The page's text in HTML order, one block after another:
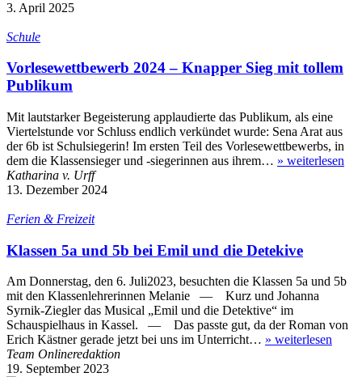
3. April 2025
Schule
Vorlesewettbewerb 2024 – Knapper Sieg mit tollem
Publikum
Mit lautstarker Begeisterung applaudierte das Publikum, als eine
Viertelstunde vor Schluss endlich verkündet wurde: Sena Arat aus
der 6b ist Schulsiegerin! Im ersten Teil des Vorlesewettbewerbs, in
dem die Klassensieger und -siegerinnen aus ihrem… » weiterlesen
Katharina v. Urff
13. Dezember 2024
Ferien & Freizeit
Klassen 5a und 5b bei Emil und die Detekive
Am Donnerstag, den 6. Juli2023, besuchten die Klassen 5a und 5b
mit den Klassenlehrerinnen Melanie — Kurz und Johanna
Syrnik-Ziegler das Musical „Emil und die Detektive“ im
Schauspielhaus in Kassel. — Das passte gut, da der Roman von
Erich Kästner gerade jetzt bei uns im Unterricht… » weiterlesen
Team Onlineredaktion
19. September 2023